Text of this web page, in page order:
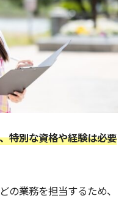
特別な資格や経験は必要
の業務を担当するため、